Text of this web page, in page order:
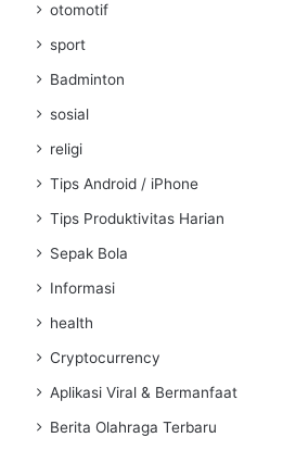
otomotif
sport
Badminton
sosial
religi
Tips Android / iPhone
Tips Produktivitas Harian
Sepak Bola
Informasi
health
Cryptocurrency
Aplikasi Viral & Bermanfaat
Berita Olahraga Terbaru